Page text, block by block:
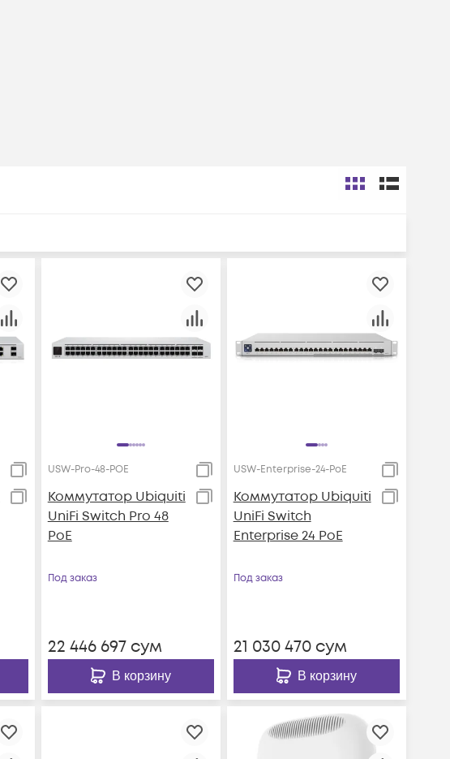
USW-Pro-48-POE
Коммутатор Ubiquiti
UniFi Switch Pro 48
PoE
Под заказ
22 446 697сум
В корзину
USW-Enterprise-24-PoE
Коммутатор Ubiquiti
UniFi Switch
Enterprise 24 PoE
Под заказ
21 030 470сум
В корзину